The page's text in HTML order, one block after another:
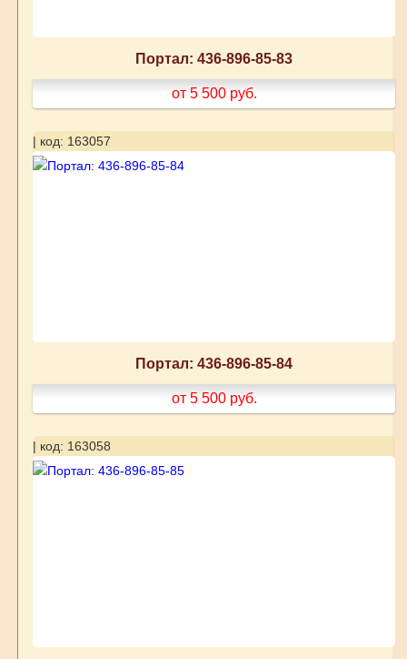
Портал: 436-896-85-83
от 5 500 руб.
| код: 163057
Портал: 436-896-85-84
от 5 500 руб.
| код: 163058